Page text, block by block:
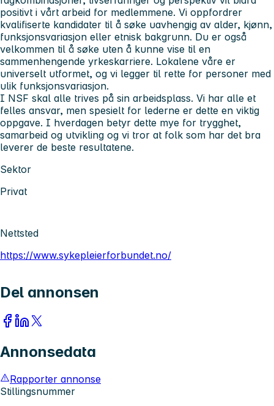
positivt i vårt arbeid for medlemmene. Vi oppfordrer
kvalifiserte kandidater til å søke uavhengig av alder, kjønn,
funksjonsvariasjon eller etnisk bakgrunn. Du er også
velkommen til å søke uten å kunne vise til en
sammenhengende yrkeskarriere. Lokalene våre er
universelt utformet, og vi legger til rette for personer med
ulik funksjonsvariasjon.
I NSF skal alle trives på sin arbeidsplass. Vi har alle et
felles ansvar, men spesielt for lederne er dette en viktig
oppgave. I hverdagen betyr dette mye for trygghet,
samarbeid og utvikling og vi tror at folk som har det bra
leverer de beste resultatene.
Sektor
Privat
Nettsted
https://www.sykepleierforbundet.no/
Del annonsen
Annonsedata
Rapporter annonse
Stillingsnummer